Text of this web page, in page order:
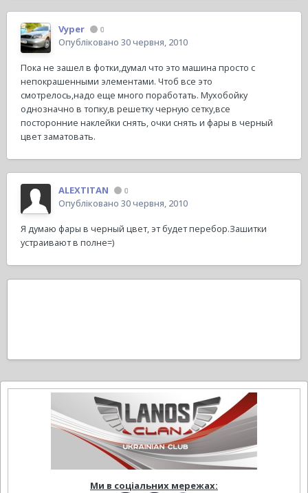
Vyper 0
Опубліковано 30 червня, 2010
Пока не зашел в фотки,думал что это машина просто с
непокрашенными элементами. Чтоб все это
смотрелось,надо еще много поработать. Мухобойку
однозначно в топку,в решетку черную сетку,все
посторонние наклейки снять, очки снять и фары в черный
цвет заматовать.
ALEXTITAN 0
Опубліковано 30 червня, 2010
Я думаю фары в черный цвет, эт будет перебор.Зашитки
устраивают в полне=)
Ми в соціальних мережах: